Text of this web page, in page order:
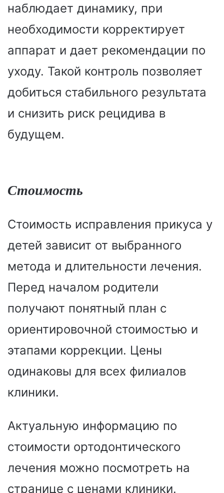
наблюдает динамику, при
необходимости корректирует
аппарат и дает рекомендации по
уходу. Такой контроль позволяет
добиться стабильного результата
и снизить риск рецидива в
будущем.
Стоимость
Стоимость исправления прикуса у
детей зависит от выбранного
метода и длительности лечения.
Перед началом родители
получают понятный план с
ориентировочной стоимостью и
этапами коррекции. Цены
одинаковы для всех филиалов
клиники.
Актуальную информацию по
стоимости ортодонтического
лечения можно посмотреть на
странице с ценами клиники.